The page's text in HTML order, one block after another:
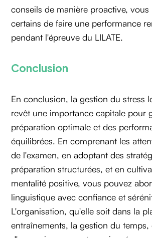
conseils de manière proactive, vous
certains de faire une performance
pendant l'épreuve du LILATE.
Conclusion
En conclusion, la gestion du stress
revêt une importance capitale pour
préparation optimale et des
équilibrées. En comprenant les
de l'examen, en adoptant des
préparation structurées, et en
mentalité positive, vous pouvez
linguistique avec confiance et
L'organisation, qu'elle soit dans la
entraînements, la gestion du